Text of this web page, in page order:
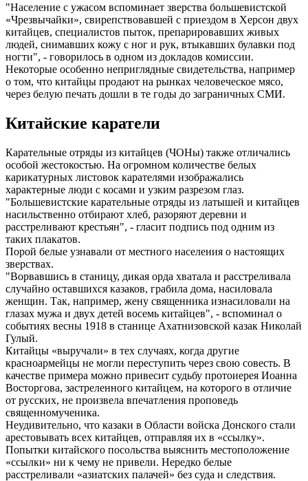
"Население с ужасом вспоминает зверства большевистской
«Чрезвычайки», свирепствовавшей с приездом в Херсон двух
китайцев, специалистов пыток, препарировавших живых
людей, снимавших кожу с ног и рук, втыкавших булавки под
ногти", - говорилось в одном из докладов комиссии.
Некоторые особенно неприглядные свидетельства, например
о том, что китайцы продают на рынках человеческое мясо,
через белую печать дошли в те годы до заграничных СМИ.
Китайские каратели
Карательные отряды из китайцев (ЧОНы) также отличались
особой жестокостью. На огромном количестве белых
карикатурных листовок карателями изображались
характерные люди с косами и узким разрезом глаз.
"Большевистские карательные отряды из латышей и китайцев
насильственно отбирают хлеб, разоряют деревни и
расстреливают крестьян", - гласит подпись под одним из
таких плакатов.
Порой белые узнавали от местного населения о настоящих
зверствах.
"Ворвавшись в станицу, дикая орда хватала и расстреливала
случайно оставшихся казаков, грабила дома, насиловала
женщин. Так, например, жену священника изнасиловали на
глазах мужа и двух детей восемь китайцев", - вспоминал о
событиях весны 1918 в станице Ахатнизовской казак Николай
Гулый.
Китайцы «выручали» в тех случаях, когда другие
красноармейцы не могли переступить через свою совесть. В
качестве примера можно привесит судьбу протоиерея Иоанна
Восторгова, застреленного китайцем, на которого в отличие
от русских, не произвела впечатления проповедь
священномученика.
Неудивительно, что казаки в Области войска Донского стали
арестовывать всех китайцев, отправляя их в «ссылку».
Попытки китайского посольства выяснить местоположение
«ссылки» ни к чему не привели. Нередко белые
расстреливали «азиатских палачей» без суда и следствия.